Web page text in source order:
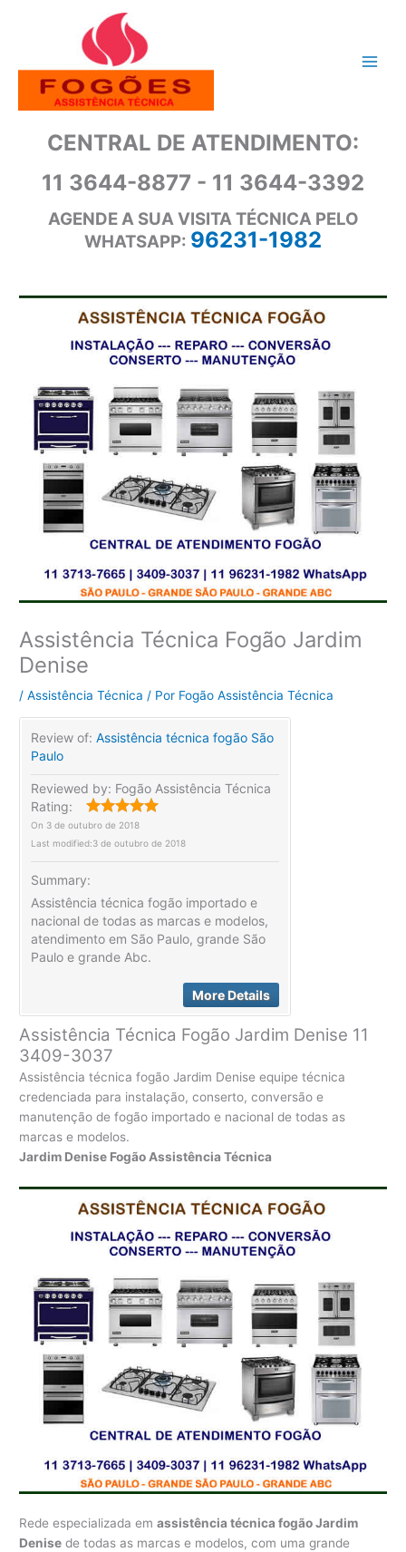
conteúdo
CENTRAL DE ATENDIMENTO:
11 3644-8877 - 11 3644-3392
AGENDE A SUA VISITA TÉCNICA PELO
WHATSAPP: 96231-1982
Assistência Técnica Fogão Jardim
Denise
/Assistência Técnica / Por Fogão Assistência Técnica
Review of:Assistência técnica fogão São
Paulo
Reviewed by: Fogão Assistência Técnica
Rating:
On 3 de outubro de 2018
Last modified:3 de outubro de 2018
Summary:
Assistência técnica fogão importado e
nacional de todas as marcas e modelos,
atendimento em São Paulo, grande São
Paulo e grande Abc.
More Details
Assistência Técnica Fogão Jardim Denise 11
3409-3037
Assistência técnica fogão Jardim Denise equipe técnica
credenciada para instalação, conserto, conversão e
manutenção de fogão importado e nacional de todas as
marcas e modelos.
Jardim Denise Fogão Assistência Técnica
Rede especializada emassistência técnica fogão Jardim
Denise de todas as marcas e modelos, com uma grande